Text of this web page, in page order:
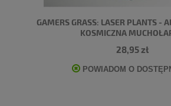
GAMERS GRASS: LASER PLANTS -
KOSMICZNA
28,95 zł
POWIADOM O